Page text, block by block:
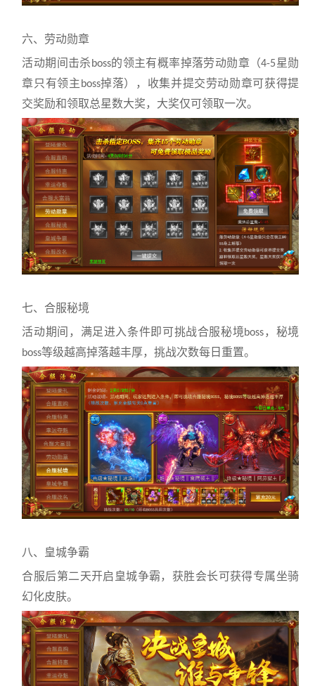
六、劳动勋章
活动期间击杀 boss的领主有概率掉落劳动勋章（4-5星勋
章只有领主 boss掉落），收集并提交劳动勋章可获得提
交奖励和领取总星数大奖，大奖仅可领取一次。
七、合服秘境
活动期间，满足进入条件即可挑战合服秘境boss ，秘境
boss等级越高掉落越丰厚，挑战次数每日重置。
八、皇城争霸
合服后第二天开启皇城争霸，获胜会长可获得专属坐骑
幻化皮肤。